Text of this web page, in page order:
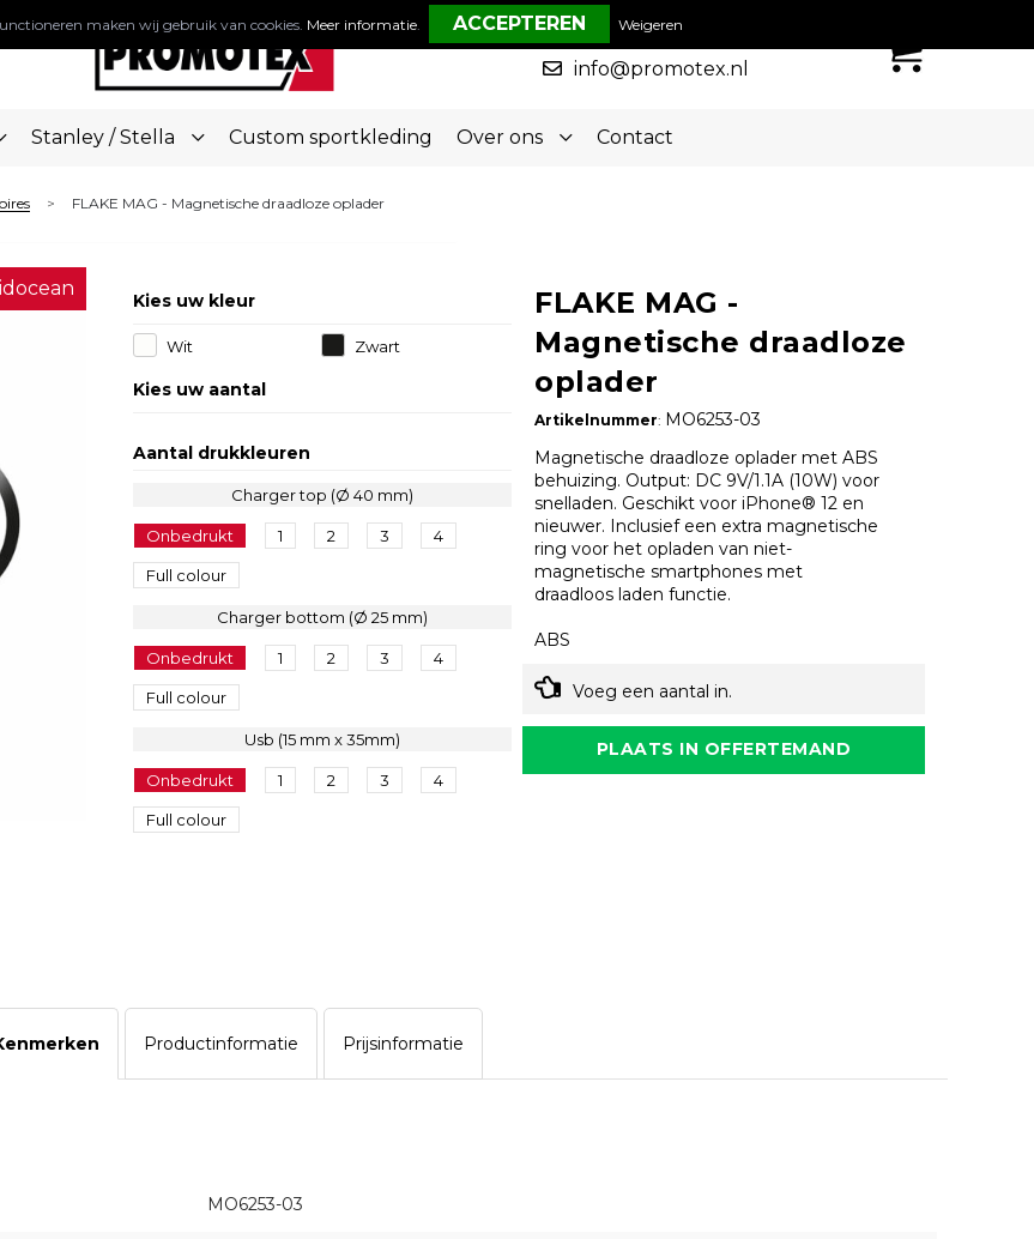
050-5773636
info@promotex.nl
Stanley / Stella Custom sportkleding Over ons Contact
> FLAKE MAG - Magnetische draadloze oplader
Kies uw kleur
Wit Zwart
Kies uw aantal
Aantal drukkleuren
Charger top (Ø 40 mm)
Onbedrukt 1 2 3 4
Full colour
Charger bottom (Ø 25 mm)
Onbedrukt 1 2 3 4
Full colour
Usb (15 mm x 35mm)
Onbedrukt 1 2 3 4
Full colour
FLAKE MAG -
Magnetische draadloze
oplader
Artikelnummer: MO6253-03
Magnetische draadloze oplader met ABS
behuizing. Output: DC 9V/1.1A (10W) voor
snelladen. Geschikt voor iPhone® 12 en
nieuwer. Inclusief een extra magnetische
ring voor het opladen van niet-
magnetische smartphones met
draadloos laden functie.
ABS
Voeg een aantal in.
PLAATS IN OFFERTEMAND
Productinformatie Prijsinformatie
MO6253-03
maken wij gebruik van cookies. Meer informatie. Weigeren